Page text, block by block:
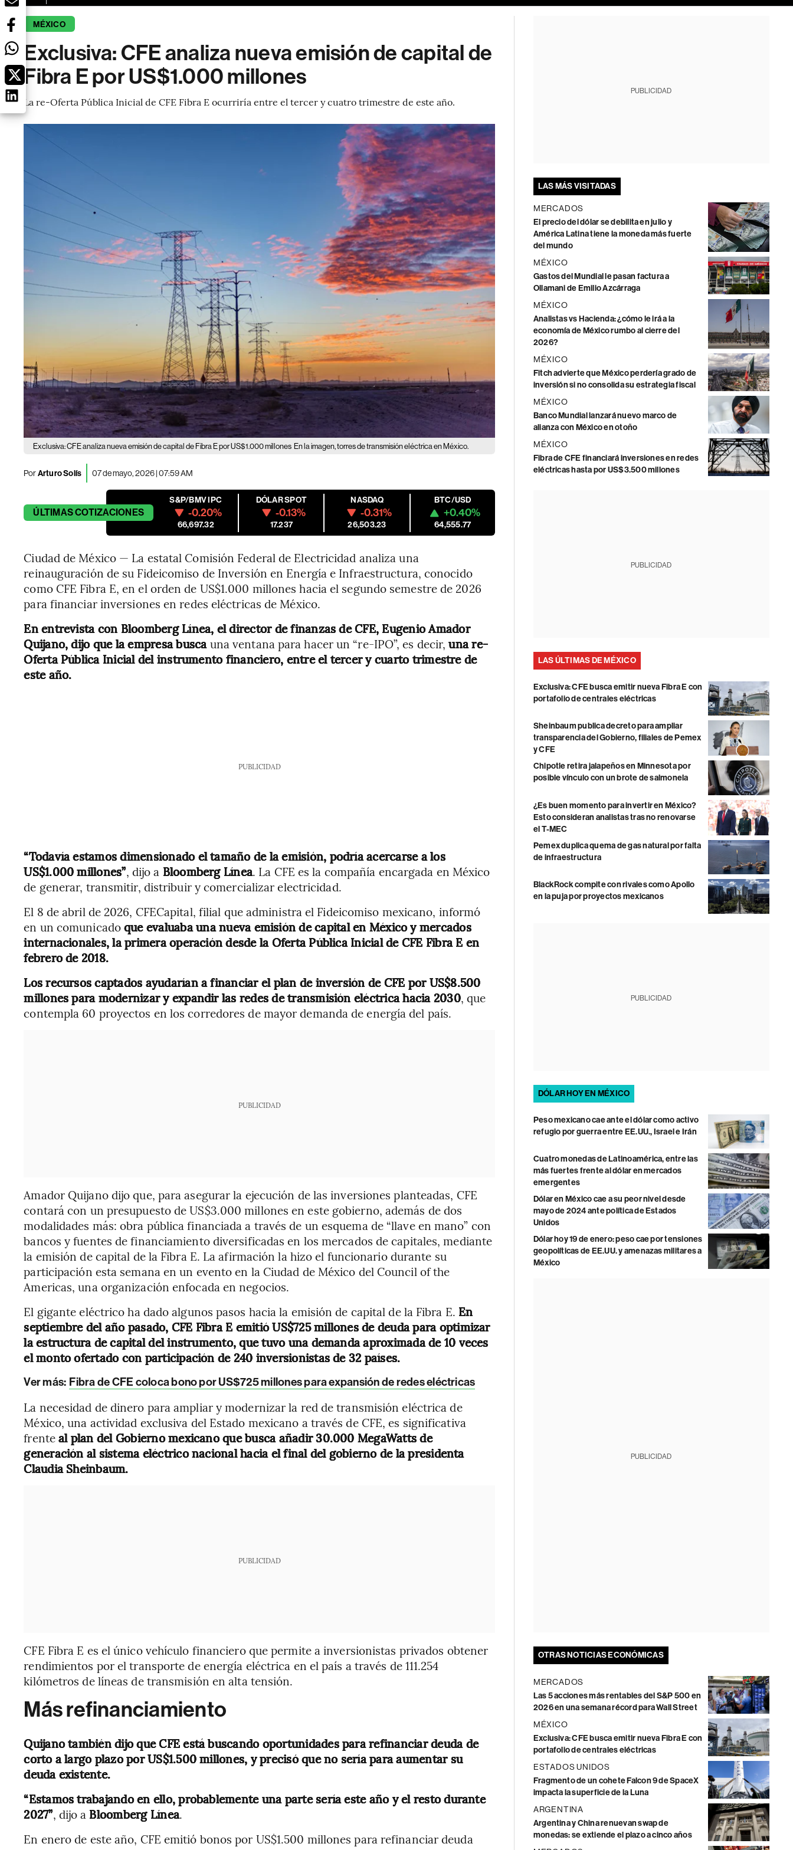
MÉXICO
Exclusiva: CFE analiza nueva emisión de capital de
Fibra E por US$1.000 millones
La re-Oferta Pública Inicial de CFE Fibra E ocurriría entre el tercer y cuatro trimestre de este año.
Exclusiva: CFE analiza nueva emisión de capital de Fibra E por US$1.000 millones En la imagen, torres de transmisión eléctrica en México.
PorArturo Solís 07 de mayo, 2026 | 07:59 AM
ÚLTIMASCOTIZACIONES
S&P/BMV IPC
-0.20%
66,697.32
DÓLAR SPOT
-0.13%
17.237
NASDAQ
-0.31%
26,503.23
BTC/USD
+0.40%
64,555.77
Ciudad de México — La estatal Comisión Federal de Electricidad analiza una
reinauguración de su Fideicomiso de Inversión en Energía e Infraestructura, conocido
como CFE Fibra E, en el orden de US$1.000 millones hacia el segundo semestre de 2026
para financiar inversiones en redes eléctricas de México.
En entrevista con Bloomberg Línea, el director de finanzas de CFE, Eugenio Amador
Quijano, dijo que la empresa buscauna ventana para hacer un “re-IPO”, es decir,una re-
Oferta Pública Inicial del instrumento financiero, entre el tercer y cuarto trimestre de
este año.
PUBLICIDAD
“Todavía estamos dimensionado el tamaño de la emisión, podría acercarse a los
US$1.000 millones”, dijo a Bloomberg Línea. La CFE es la compañía encargada en México
de generar, transmitir, distribuir y comercializar electricidad.
El 8 de abril de 2026, CFECapital, filial que administra el Fideicomiso mexicano, informó
en un comunicadoque evaluaba una nueva emisión de capital en México y mercados
internacionales, la primera operación desde la Oferta Pública Inicial de CFE Fibra E en
febrero de 2018.
Los recursos captados ayudarían a financiar el plan de inversión de CFE por US$8.500
millones para modernizar y expandir las redes de transmisión eléctrica hacia 2030, que
contempla 60 proyectos en los corredores de mayor demanda de energía del país.
PUBLICIDAD
Amador Quijano dijo que, para asegurar la ejecución de las inversiones planteadas, CFE
contará con un presupuesto de US$3.000 millones en este gobierno, además de dos
modalidades más: obra pública financiada a través de un esquema de “llave en mano” con
bancos y fuentes de financiamiento diversificadas en los mercados de capitales, mediante
la emisión de capital de la Fibra E. La afirmación la hizo el funcionario durante su
participación esta semana en un evento en la Ciudad de México del Council of the
Americas, una organización enfocada en negocios.
El gigante eléctrico ha dado algunos pasos hacia la emisión de capital de la Fibra E. En
septiembre del año pasado, CFE Fibra E emitió US$725 millones de deuda para optimizar
la estructura de capital del instrumento, que tuvo una demanda aproximada de 10 veces
el monto ofertado con participación de 240 inversionistas de 32 países.
Ver más: Fibra de CFE coloca bono por US$725 millones para expansión de redes eléctricas
La necesidad de dinero para ampliar y modernizar la red de transmisión eléctrica de
México, una actividad exclusiva del Estado mexicano a través de CFE, es significativa
frenteal plan del Gobierno mexicano que busca añadir 30.000 MegaWatts de
generación al sistema eléctrico nacional hacia el final del gobierno de la presidenta
Claudia Sheinbaum.
PUBLICIDAD
CFE Fibra E es el único vehículo financiero que permite a inversionistas privados obtener
rendimientos por el transporte de energía eléctrica en el país a través de 111.254
kilómetros de líneas de transmisión en alta tensión.
Más refinanciamiento
Quijano también dijo que CFE está buscando oportunidades para refinanciar deuda de
corto a largo plazo por US$1.500 millones, y precisó que no sería para aumentar su
deuda existente.
“Estamos trabajando en ello, probablemente una parte sería este año y el resto durante
2027”, dijo a Bloomberg Línea.
En enero de este año, CFE emitió bonos por US$1.500 millones para refinanciar deuda
PUBLICIDAD
LAS MÁS VISITADAS
MERCADOS
El precio del dólar se debilita en julio y
América Latina tiene la moneda más fuerte
del mundo
MÉXICO
Gastos del Mundial le pasan factura a
Ollamani de Emilio Azcárraga
MÉXICO
Analistas vs Hacienda: ¿cómo le irá a la
economía de México rumbo al cierre del
2026?
MÉXICO
Fitch advierte que México perdería grado de
inversión si no consolida su estrategia fiscal
MÉXICO
Banco Mundial lanzará nuevo marco de
alianza con México en otoño
MÉXICO
Fibra de CFE financiará inversiones en redes
eléctricas hasta por US$3.500 millones
PUBLICIDAD
LAS ÚLTIMAS DE MÉXICO
Exclusiva: CFE busca emitir nueva Fibra E con
portafolio de centrales eléctricas
Sheinbaum publica decreto para ampliar
transparencia del Gobierno, filiales de Pemex
y CFE
Chipotle retira jalapeños en Minnesota por
posible vínculo con un brote de salmonela
¿Es buen momento para invertir en México?
Esto consideran analistas tras no renovarse
el T-MEC
Pemex duplica quema de gas natural por falta
de infraestructura
BlackRock compite con rivales como Apollo
en la puja por proyectos mexicanos
PUBLICIDAD
DÓLAR HOY EN MÉXICO
Peso mexicano cae ante el dólar como activo
refugio por guerra entre EE.UU., Israel e Irán
Cuatro monedas de Latinoamérica, entre las
más fuertes frente al dólar en mercados
emergentes
Dólar en México cae a su peor nivel desde
mayo de 2024 ante política de Estados
Unidos
Dólar hoy 19 de enero: peso cae por tensiones
geopolíticas de EE.UU. y amenazas militares a
México
PUBLICIDAD
OTRAS NOTICIAS ECONÓMICAS
MERCADOS
Las 5 acciones más rentables del S&P 500 en
2026 en una semana récord para Wall Street
MÉXICO
Exclusiva: CFE busca emitir nueva Fibra E con
portafolio de centrales eléctricas
ESTADOS UNIDOS
Fragmento de un cohete Falcon 9 de SpaceX
impacta la superficie de la Luna
ARGENTINA
Argentina y China renuevan swap de
monedas: se extiende el plazo a cinco años